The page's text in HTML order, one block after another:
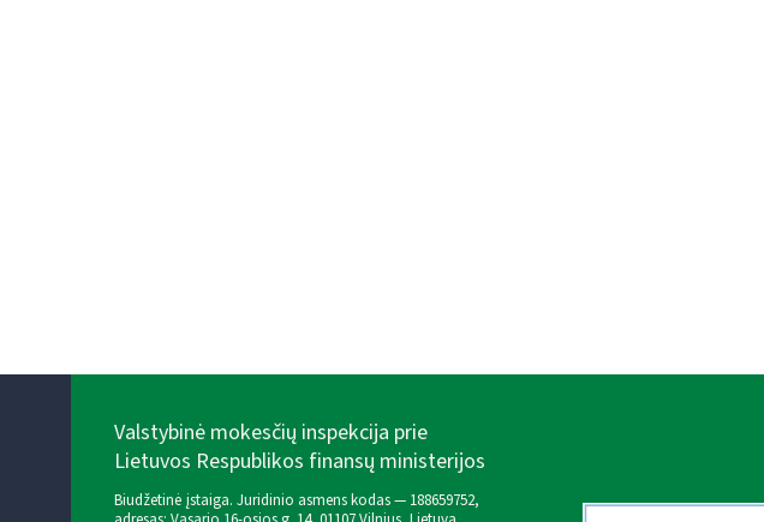
Valstybinė mokesčių inspekcija prie
Lietuvos Respublikos finansų ministerijos
Biudžetinė įstaiga. Juridinio asmens kodas — 188659752,